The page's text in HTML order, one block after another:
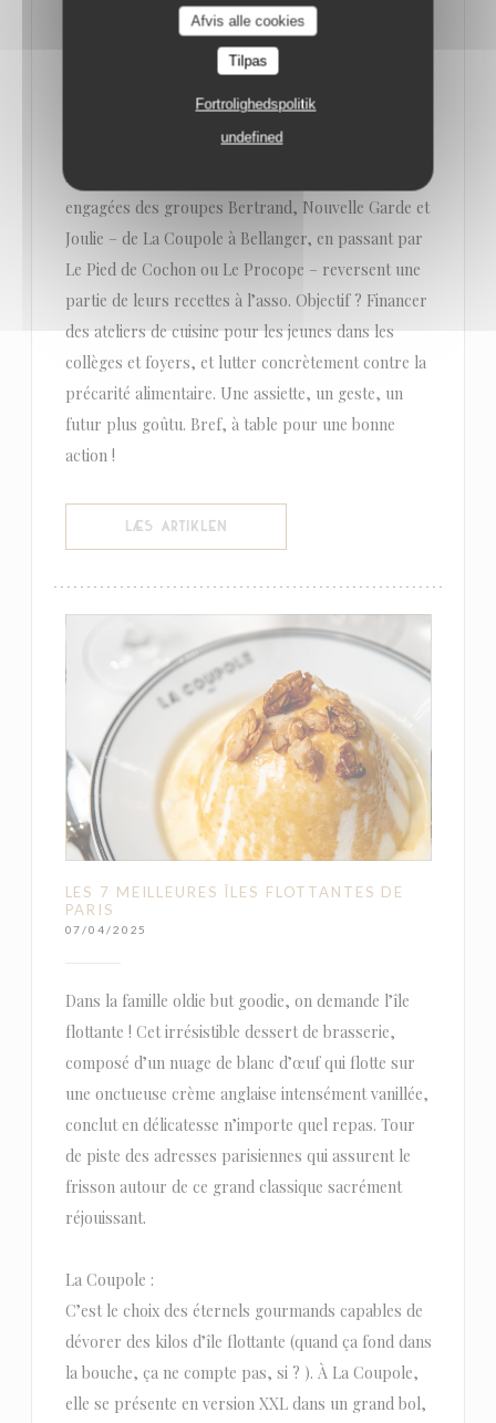
Afvis alle cookies
Tilpas
Fortrolighedspolitik
undefined
couvert pour une nouvelle édition de La Semaine
Solidaire : une opération qui allie bonne bouffe et
belle cause. Pendant une semaine, les brasseries
engagées des groupes Bertrand, Nouvelle Garde et
Joulie – de La Coupole à Bellanger, en passant par
Le Pied de Cochon ou Le Procope – reversent une
partie de leurs recettes à l’asso. Objectif ? Financer
des ateliers de cuisine pour les jeunes dans les
collèges et foyers, et lutter concrètement contre la
précarité alimentaire. Une assiette, un geste, un
futur plus goûtu. Bref, à table pour une bonne
action !
LÆS ARTIKLEN((ÅBNER I ET NYT VINDUE))
LES 7 MEILLEURES ÎLES FLOTTANTES DE
PARIS
07/04/2025
Dans la famille oldie but goodie, on demande l’île
flottante ! Cet irrésistible dessert de brasserie,
composé d’un nuage de blanc d’œuf qui flotte sur
une onctueuse crème anglaise intensément vanillée,
conclut en délicatesse n’importe quel repas. Tour
de piste des adresses parisiennes qui assurent le
frisson autour de ce grand classique sacrément
réjouissant.
La Coupole :
C’est le choix des éternels gourmands capables de
dévorer des kilos d’île flottante (quand ça fond dans
la bouche, ça ne compte pas, si ? ). À La Coupole,
elle se présente en version XXL dans un grand bol,